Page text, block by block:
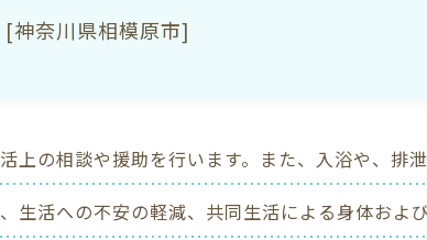
[神奈川県相模原市]
上の相談や援助を行います。また、入浴や、排
生活への不安の軽減、共同生活による身体およ